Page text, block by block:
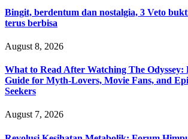
Bingit, berdentum dan nostalgia, 3 Veto
terus berbisa
August 8, 2026
What to Read After Watching The Odyssey:
Guide for Myth-Lovers, Movie Fans, and
Seekers
August 7, 2026